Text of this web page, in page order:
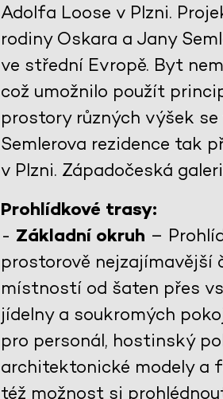
Adolfa Loose v Plzni.
rodiny Oskara a Jany
ve střední Evropě. Byt
což umožnilo použít
prostory různých výšek
Semlerova rezidence tak
v Plzni. Západočeská
Prohlídkové trasy:
- Základní okruh –
prostorově
místností od šaten přes
jídelny a soukromých
pro personál, hostinský
architektonické modely a
též možnost si